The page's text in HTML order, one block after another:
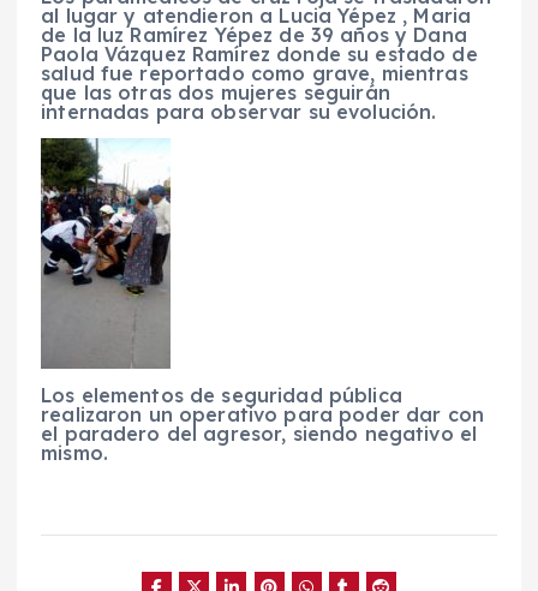
al lugar y atendieron a Lucia Yépez , Maria
de la luz Ramírez Yépez de 39 años y Dana
Paola Vázquez Ramírez donde su estado de
salud fue reportado como grave, mientras
que las otras dos mujeres seguirán
internadas para observar su evolución.
Los elementos de seguridad pública
realizaron un operativo para poder dar con
el paradero del agresor, siendo negativo el
mismo.